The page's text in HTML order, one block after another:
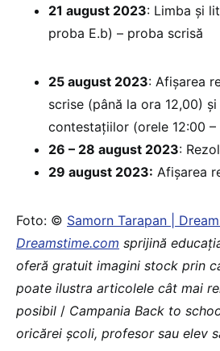
21 august 2023: Limba și
proba E.b) – proba scrisă
25 august 2023: Afișarea
scrise (până la ora 12,00)
contestațiilor (orele 12:00 –
26 – 28 august 2023:
29 august 2023: Afișarea
Foto: © Samorn Tarapan |
Dreamstime.com sprijină
oferă gratuit imagini stock prin
poate ilustra articolele cât mai
posibil / Campania Back to
oricărei școli, profesor sau elev